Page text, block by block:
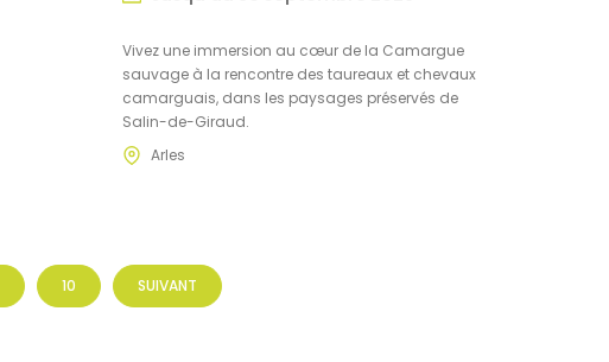
Vivez une immersion au cœur de la Camargue
sauvage à la rencontre des taureaux et chevaux
camarguais, dans les paysages préservés de
Salin-de-Giraud.
Arles
10 SUIVANT